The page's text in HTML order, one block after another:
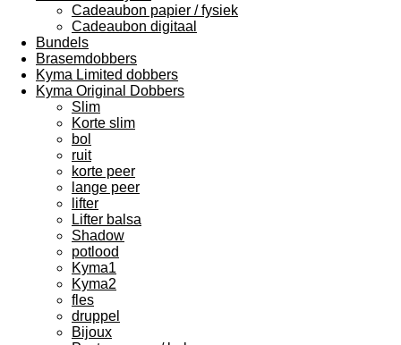
Cadeaubon papier / fysiek
Cadeaubon digitaal
Bundels
Brasemdobbers
Kyma Limited dobbers
Kyma Original Dobbers
Slim
Korte slim
bol
ruit
korte peer
lange peer
lifter
Lifter balsa
Shadow
potlood
Kyma1
Kyma2
fles
druppel
Bijoux